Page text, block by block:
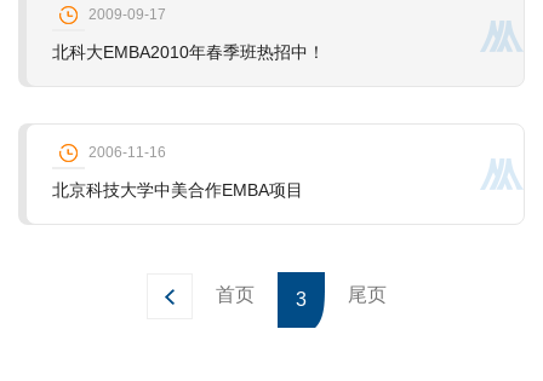
2009-09-17
北科大EMBA2010年春季班热招中！
2006-11-16
北京科技大学中美合作EMBA项目
首页 3 尾页